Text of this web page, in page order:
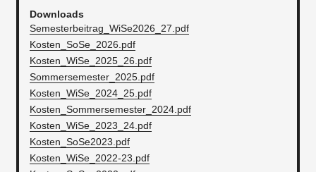
Downloads
Semesterbeitrag_WiSe2026_27.pdf
Kosten_SoSe_2026.pdf
Kosten_WiSe_2025_26.pdf
Sommersemester_2025.pdf
Kosten_WiSe_2024_25.pdf
Kosten_Sommersemester_2024.pdf
Kosten_WiSe_2023_24.pdf
Kosten_SoSe2023.pdf
Kosten_WiSe_2022-23.pdf